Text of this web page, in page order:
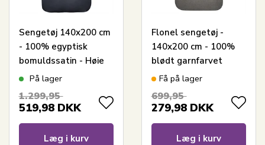
Sengetøj 140x200 cm
- 100% egyptisk
bomuldssatin - Høie
Of Scandinavia -
På lager
1.299,95
519,98 DKK
Læg i kurv
Flonel sengetøj -
140x200 cm - 100%
blødt garnfarvet
bomulds flonel - Høie
Casper dæmpet sort
premium sengesæt
Få på lager
699,95
279,98 DKK
Læg i kurv